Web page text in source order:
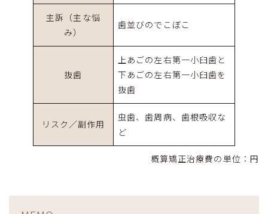
主訴（主な悩
み）
歯並びのでこぼこ
抜歯
上あごの左右第一小臼歯と
下あごの左右第一小臼歯を
抜歯
リスク／副作用
虫歯、歯周病、歯根吸収な
ど
概算矯正治療費の単位：円